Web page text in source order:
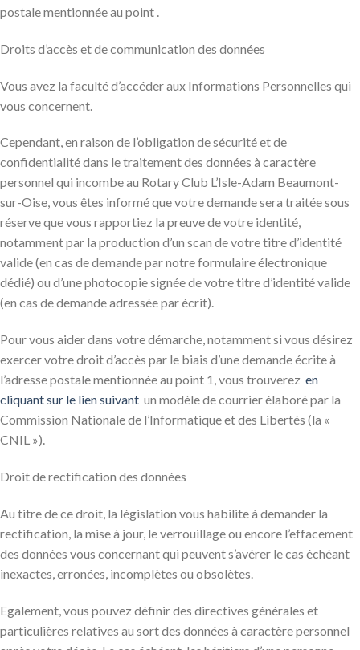
postale mentionnée au point .
Droits d’accès et de communication des données
Vous avez la faculté d’accéder aux Informations Personnelles qui
vous concernent.
Cependant, en raison de l’obligation de sécurité et de
confidentialité dans le traitement des données à caractère
personnel qui incombe au Rotary Club L’Isle-Adam Beaumont-
sur-Oise, vous êtes informé que votre demande sera traitée sous
réserve que vous rapportiez la preuve de votre identité,
notamment par la production d’un scan de votre titre d’identité
valide (en cas de demande par notre formulaire électronique
dédié) ou d’une photocopie signée de votre titre d’identité valide
(en cas de demande adressée par écrit).
Pour vous aider dans votre démarche, notamment si vous désirez
exercer votre droit d’accès par le biais d’une demande écrite à
l’adresse postale mentionnée au point 1, vous trouverez en
cliquant sur le lien suivant un modèle de courrier élaboré par la
Commission Nationale de l’Informatique et des Libertés (la «
CNIL »).
Droit de rectification des données
Au titre de ce droit, la législation vous habilite à demander la
rectification, la mise à jour, le verrouillage ou encore l’effacement
des données vous concernant qui peuvent s’avérer le cas échéant
inexactes, erronées, incomplètes ou obsolètes.
Egalement, vous pouvez définir des directives générales et
particulières relatives au sort des données à caractère personnel